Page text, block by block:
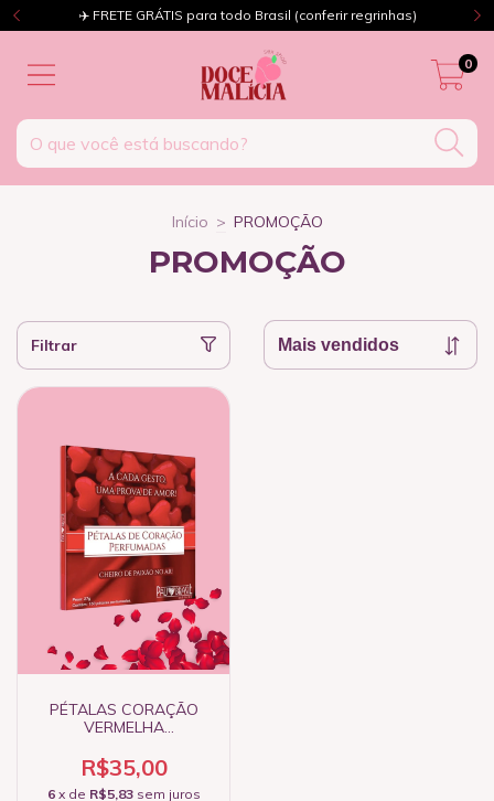
✈️ FRETE GRÁTIS para todo Brasil (conferir regrinhas)
0
Início > PROMOÇÃO
PROMOÇÃO
Filtrar
PÉTALAS CORAÇÃO
VERMELHA
UNID.
R$35,00
6 x de R$5,83 sem juros